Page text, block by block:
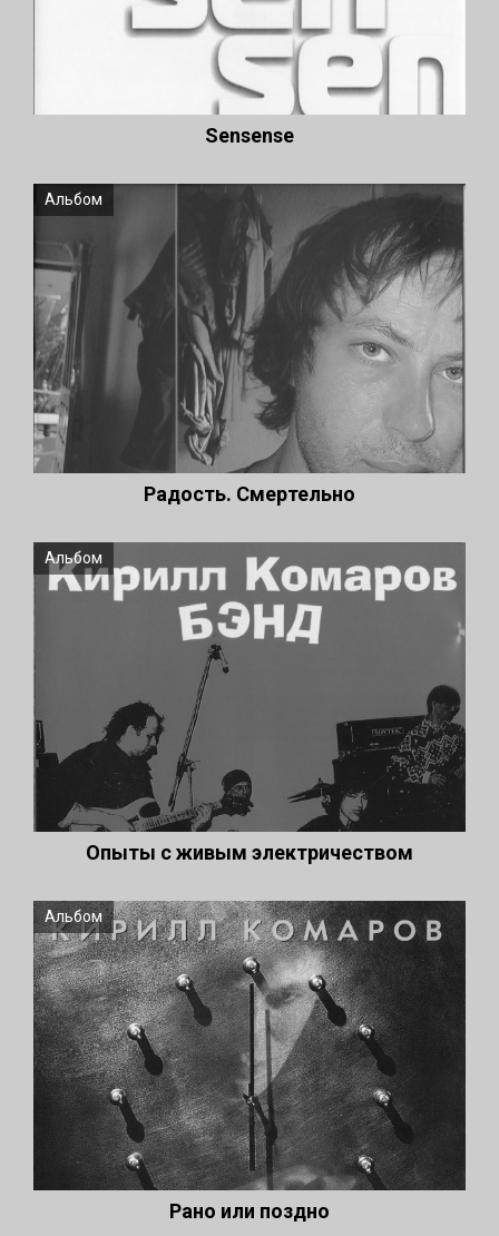
Sensense
Альбом
Радость. Смертельно
Альбом
Опыты с живым электричеством
Альбом
Рано или поздно